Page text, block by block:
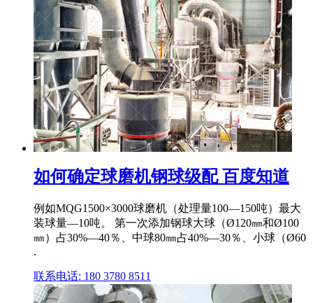
如何确定球磨机钢球级配 百度知道
例如MQG1500×3000球磨机（处理量100—150吨）最大
装球量—10吨。 第一次添加钢球大球（Ø120㎜和Ø100
㎜）占30%—40％、中球80㎜占40%—30％、小球（Ø60
.
联系电话: 180 3780 8511